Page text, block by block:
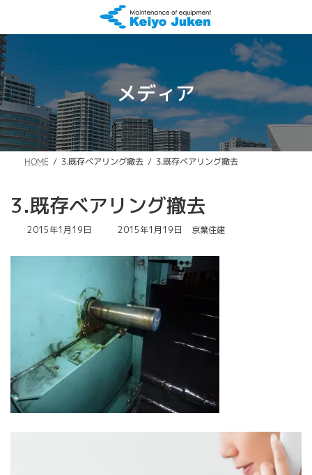
テ
ン
ツ
へ
ス
キ
ッ
プ
ゲ
ー
シ
ョ
ン
に
移
動
メディア
HOME 3.既存ベアリング撤去 3.既存ベアリング撤去
3.既存ベアリング撤去
2015年1月19日
最
更
:
2015年1月19日 京葉住建